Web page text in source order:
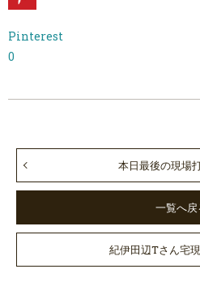
Pinterest
0
本日最後の現場
一覧へ戻
紀伊田辺Tさん宅